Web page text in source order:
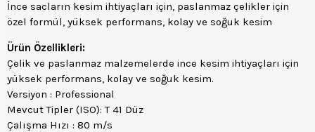
İnce sacların kesim ihtiyaçları için, paslanmaz çelikler için
özel formül, yüksek performans, kolay ve soğuk kesim
Ürün Özellikleri:
Çelik ve paslanmaz malzemelerde ince kesim ihtiyaçları için
yüksek performans, kolay ve soğuk kesim.
Versiyon : Professional
Mevcut Tipler (ISO): T 41 Düz
Çalışma Hızı : 80 m/s